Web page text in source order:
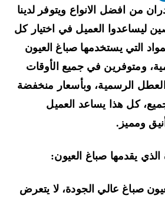
سيراميكافضل الانواع ويتوفر لدينا
العميل في اختيار كل
التي يستخدمها صباغ العيون
ومتوفرين في جميع الأوقات
الرسمية، وبأسعار منخفضة
كل هذا يساعد العميل
يقدمها صباغ العيون:
صباغ عالي الجودة، لا يتعرض